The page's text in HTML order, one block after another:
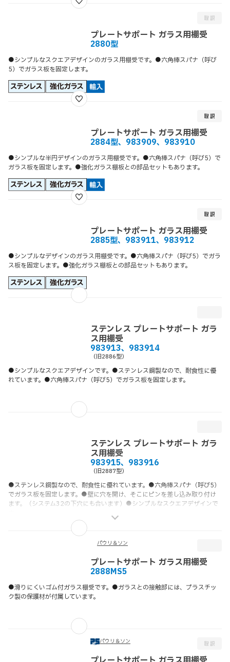
プレートサポート ガラス用棚受
2880型
●シンプルなスクエアデザインのガラス用棚受です。●六角棒スパナ（呼び
5）でガラス板を固定します。
プレートサポート ガラス用棚受
2884型、983909、983910
●シンプルな半円デザインのガラス用棚受です。●六角棒スパナ（呼び5）で
ガラス板を固定します。●強化ガラス棚板との部品セットもあります。
プレートサポート ガラス用棚受
2885型、983911、983912
●シンプルなデザインのガラス用棚受です。●六角棒スパナ（呼び5）でガラ
ス板を固定します。●強化ガラス棚板との部品セットもあります。
ステンレス プレートサポート ガラ
ス用棚受
983913、983914
（旧2886型）
●シンプルなスクエアデザインです。●ステンレス鋼製なので、耐食性に優
れています。●六角棒スパナ（呼び5）でガラス板を固定します。
ステンレス プレートサポート ガラ
ス用棚受
983915、983916
（旧2887型）
●ステンレス鋼製なので、耐食性に優れています。●六角棒スパナ（呼び5）
でガラス板を固定します。●壁に穴を開け、そこにピンを差し込み取り付け
ます。（システム32の下穴にも合います）●シンプルなスクエアデザインで
パウリ＆ソン
プレートサポート ガラス用棚受
2888MS5
●滑りにくいゴム付ガラス棚受です。●ガラスとの接触部には、プラスチッ
ク製の保護材が付属しています。
パウリ＆ソン